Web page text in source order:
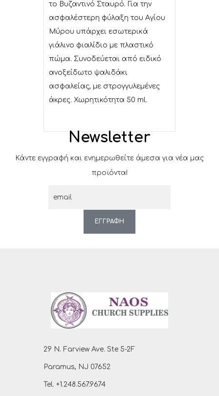
το Βυζαντινό Σταυρό. Για την
ασφαλέστερη φύλαξη του Αγίου
Μύρου υπάρχει εσωτερικά
γιάλινο φιαλίδιο με πλαστικό
πώμα. Συνοδεύεται από ειδικό
ανοξείδωτο ψαλιδάκι
ασφαλείας, με στρογγυλεμένες
άκρες. Χωρητικότητα 50 ml.
Newsletter
Κάντε εγγραφή και ενημερωθείτε άμεσα για νέα μας
προϊόντα!
ΕΓΓΡΑΦΗ
29 N. Farview Ave. Ste 5-2F
Paramus, NJ 07652
Tel. +1.248.567.9674